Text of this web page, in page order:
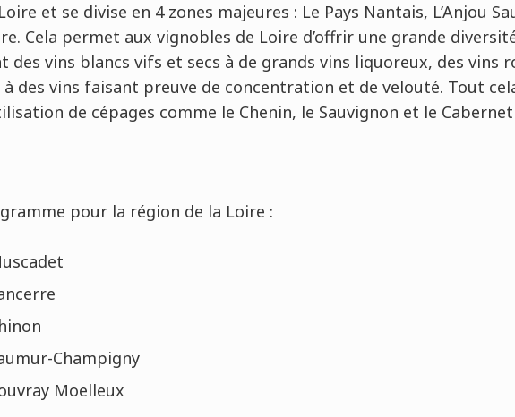
et se divise en 4 zones majeures : Le Pays Nantais, L’Anjou
Cela permet aux vignobles de Loire d’offrir une grande
des vins blancs vifs et secs à de grands vins liquoreux, des vins
des vins faisant preuve de concentration et de velouté. Tout
de cépages comme le Chenin, le Sauvignon et le
pour la région de la Loire :
Champigny
Moelleux